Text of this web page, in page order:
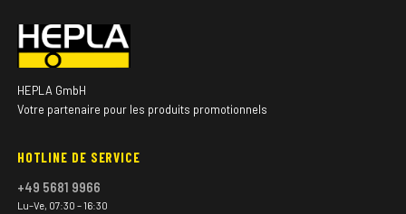
HEPLA GmbH
Votre partenaire pour les produits promotionnels
HOTLINE DE SERVICE
+49 5681 9966
Lu–Ve, 07:30 – 16:30